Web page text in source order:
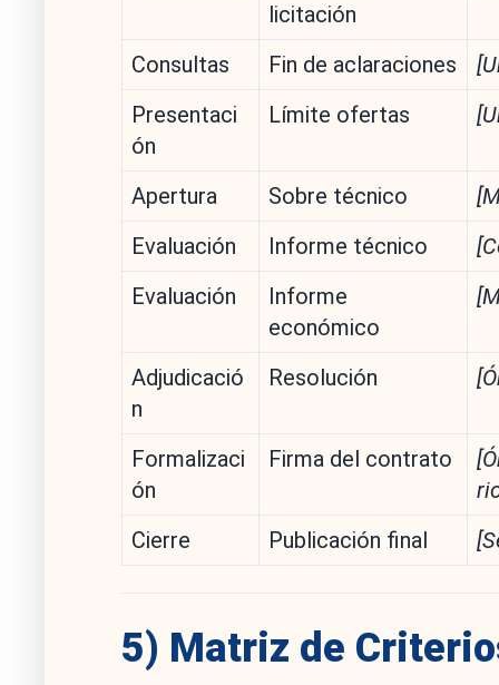
licitación
Consultas Fin de aclaraciones
Presentaci
ón
Límite ofertas
Apertura Sobre técnico
Evaluación
Informe técnico
Evaluación
Informe
económico
Adjudicació
n
Resolución
Formalizaci
ón
Firma del contrato
Cierre
Publicación final
5) Matriz de